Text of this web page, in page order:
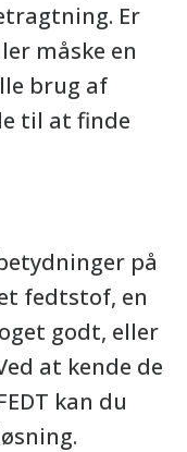
Er
måske en
brug af
til at finde
på
fedtstof, en
godt, eller
at kende de
kan du